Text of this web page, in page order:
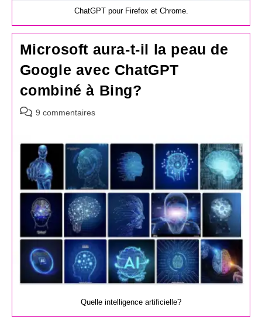
ChatGPT pour Firefox et Chrome.
Microsoft aura-t-il la peau de
Google avec ChatGPT
combiné à Bing?
Commentaires
publication :
9 commentaires
Quelle intelligence artificielle?